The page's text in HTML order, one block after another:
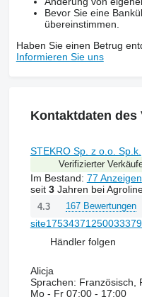
Bevor Sie eine
übereinstimmen.
Haben Sie einen Betrug
Informieren Sie uns
Kontaktdaten des
STEKRO Sp. z o.o. Sp.k.
Verifizierter
Im Bestand: 77 Anzeigen
seit 3Jahren bei
4.3 167 Bewertungen
Händler folgen
Alicja
Sprachen: Französisch,
Mo - Fr 07:00 - 17:00